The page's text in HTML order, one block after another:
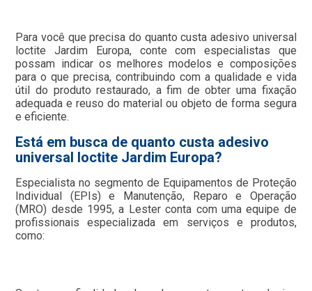
Para você que precisa do quanto custa adesivo universal
loctite Jardim Europa, conte com especialistas que
possam indicar os melhores modelos e composições
para o que precisa, contribuindo com a qualidade e vida
útil do produto restaurado, a fim de obter uma fixação
adequada e reuso do material ou objeto de forma segura
e eficiente.
Está em busca de quanto custa adesivo
universal loctite Jardim Europa?
Especialista no segmento de Equipamentos de Proteção
Individual (EPIs) e Manutenção, Reparo e Operação
(MRO) desde 1995, a Lester conta com uma equipe de
profissionais especializada em serviços e produtos,
como: